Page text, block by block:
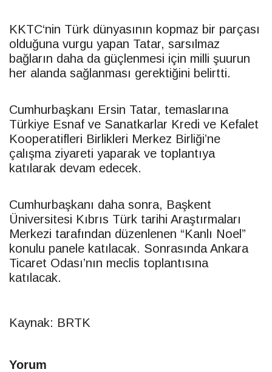
KKTC‘nin Türk dünyasının kopmaz bir parçası
olduğuna vurgu yapan Tatar, sarsılmaz
bağların daha da güçlenmesi için milli şuurun
her alanda sağlanması gerektiğini belirtti.
Cumhurbaşkanı Ersin Tatar, temaslarına
Türkiye Esnaf ve Sanatkarlar Kredi ve Kefalet
Kooperatifleri Birlikleri Merkez Birliği’ne
çalışma ziyareti yaparak ve toplantıya
katılarak devam edecek.
Cumhurbaşkanı daha sonra, Başkent
Üniversitesi Kıbrıs Türk tarihi Araştırmaları
Merkezi tarafından düzenlenen “Kanlı Noel”
konulu panele katılacak. Sonrasında Ankara
Ticaret Odası’nın meclis toplantısına
katılacak.
Kaynak: BRTK
Yorum